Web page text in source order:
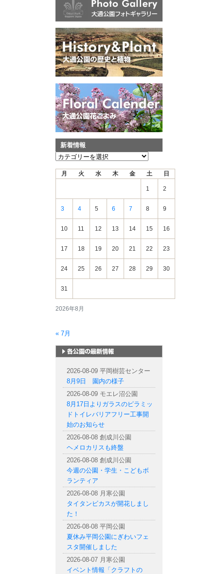
新着情報
新
2026年8月
月 火 水 木 金 土 日
1 2
3 4 5 6 7 8 9
10 11 12 13 14 15 16
17 18 19 20 21 22 23
24 25 26 27 28 29 30
31
« 7月
2026-08-09 平岡樹芸センター
8月9日 園内の様子
2026-08-09 モエレ沼公園
8月17日よりガラスのピラミッ
ドトイレバリアフリー工事開
始のお知らせ
2026-08-08 創成川公園
ヘメロカリスも終盤
2026-08-08 創成川公園
今週の公園・学生・こどもボ
ランティア
2026-08-08 月寒公園
タイタンビカスが開花しまし
た！
2026-08-08 平岡公園
夏休み平岡公園にぎわいフェ
スタ開催しました
2026-08-07 月寒公園
イベント情報「クラフトの